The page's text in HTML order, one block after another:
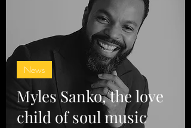
Myles Sanko, the love
child of soul music
News